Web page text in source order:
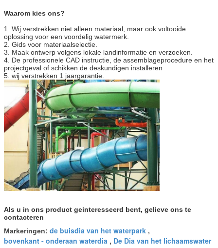
Pakket
EPE-schuim met houten krat buitenvoering die
wordt ingepakt
Waarom kies ons?
1. Wij verstrekken niet alleen materiaal, maar ook voltooide
oplossing voor een voordelig watermerk.
2. Gids voor materiaalselectie.
3. Maak ontwerp volgens lokale landinformatie en verzoeken.
4. De professionele CAD instructie, de assemblageprocedure en het
projectgeval of schikken de deskundigen installeren
5. wij verstrekken 1 jaargarantie.
Als u in ons product geinteresseerd bent, gelieve ons te
contacteren
Markeringen: de buisdia van het waterpark ,
bovenkant - onderaan waterdia , De Dia van het lichaamswater